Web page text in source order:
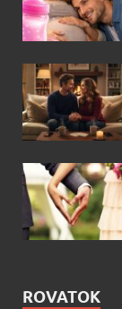
ROVATOK